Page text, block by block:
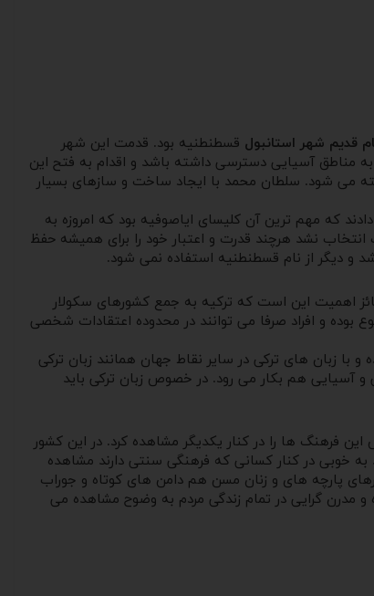
قدیم شهر استانبول قسطنطنیه بود. قدمت این شهر
داشت به مناطق آسیایی دسترسی داشته باشد و اقدام به فتح این
شناخته می شود. سلطان محمد با ایجاد ساخت و سازهای بسیار
که مهم ترین آن کلیسای ایاصوفیه بود که امروزه به
یافت و دیگر به عنوان پایتخت انتخاب نشد هرچند قدرت و اعتبار خود را برای همیشه حفظ
اهمیت این است که ترکیه به جمع کشورهای سکولار
بوده و افراد صرفا می توانند در محدوده اعتقادات شخصی
با زبان های ترکی در سایر نقاط جهان همانند زبان ترکی
آسیایی هم بکار می رود. در خصوص زبان ترکی باید
فرهنگ ها را در کنار یکدیگر مشاهده کرد. در این کشور
خوبی در کنار کسانی که فرهنگی سنتی دارند مشاهده
پارچه های و زنان مسن هم دامن های کوتاه و جوراب
و مدرن گرایی در تمام زندگی مردم به وضوح مشاهده می